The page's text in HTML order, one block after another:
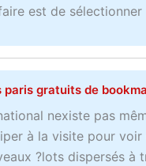
e
t
e
n
l
i
g
est de sélectionner
gratuits de
nexiste pas
à la visite pour voir
?lots dispersés à